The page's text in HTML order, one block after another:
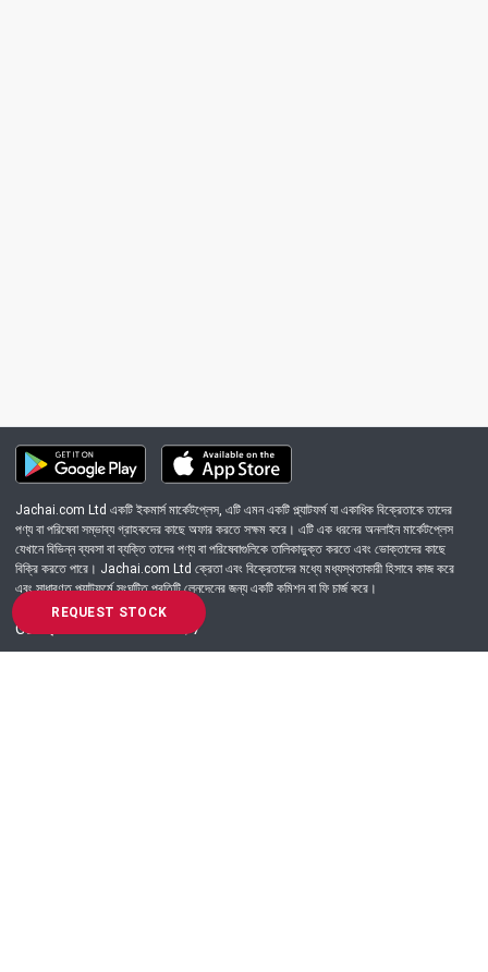
REQUEST STOCK
Jachai.com Ltd একটি ইকমার্স মার্কেটপ্লেস, এটি এমন একটি প্ল্যাটফর্ম যা একাধিক বিক্রেতাকে তাদের
পণ্য বা পরিষেবা সম্ভাব্য গ্রাহকদের কাছে অফার করতে সক্ষম করে। এটি এক ধরনের অনলাইন মার্কেটপ্লেস
যেখানে বিভিন্ন ব্যবসা বা ব্যক্তি তাদের পণ্য বা পরিষেবাগুলিকে তালিকাভুক্ত করতে এবং ভোক্তাদের কাছে
বিক্রি করতে পারে। Jachai.com Ltd ক্রেতা এবং বিক্রেতাদের মধ্যে মধ্যস্থতাকারী হিসাবে কাজ করে
এবং সাধারণত প্ল্যাটফর্মে সংঘটিত প্রতিটি লেনদেনের জন্য একটি কমিশন বা ফি চার্জ করে।
Got Question? Call us 24/7